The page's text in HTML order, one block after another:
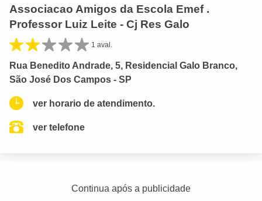
Associacao Amigos da Escola Emef .
Professor Luiz Leite - Cj Res Galo
1 aval.
Rua Benedito Andrade, 5, Residencial Galo Branco,
São José Dos Campos - SP
ver horario de atendimento.
ver telefone
Continua após a publicidade